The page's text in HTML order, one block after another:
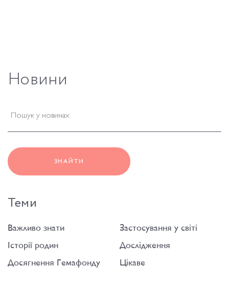
Новини
ЗНАЙТИ
Теми
Важливо знати
Застосування у світі
Історії родин
Дослідження
Досягнення Гемафонду
Цікаве